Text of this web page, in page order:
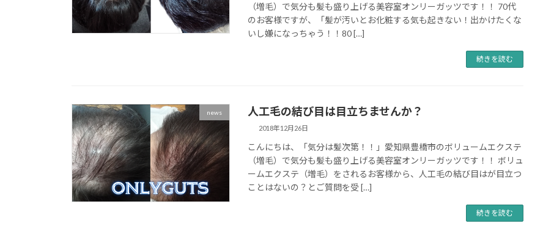
（増毛）で気分も髪も盛り上げる美容室オンリーガッツです！！ 70代
のお客様ですが、「髪が汚いとお化粧する気も起きない！出かけたくな
いし嫌になっちゃう！！80 […]
続きを読む
news 人工毛の結び目は目立ちませんか？
2018年12月26日
こんにちは、「気分は髪次第！！」愛知県豊橋市のボリュームエクステ
（増毛）で気分も髪も盛り上げる美容室オンリーガッツです！！ ボリュ
ームエクステ（増毛）をされるお客様から、人工毛の結び目はが目立つ
ことはないの？とご質問を受 […]
続きを読む